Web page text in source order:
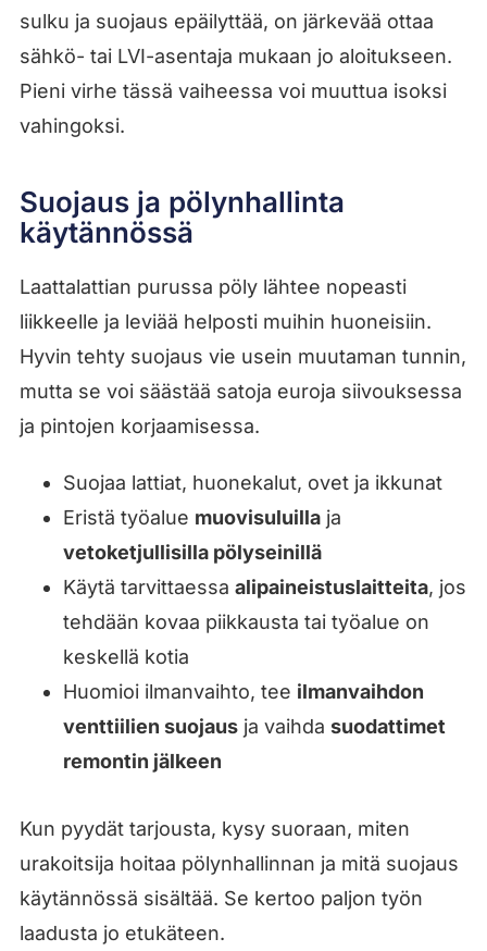
sulku ja suojaus epäilyttää, on järkevää ottaa
sähkö- tai LVI-asentaja mukaan jo aloitukseen.
Pieni virhe tässä vaiheessa voi muuttua isoksi
vahingoksi.
Suojaus ja pölynhallinta
käytännössä
Laattalattian purussa pöly lähtee nopeasti
liikkeelle ja leviää helposti muihin huoneisiin.
Hyvin tehty suojaus vie usein muutaman tunnin,
mutta se voi säästää satoja euroja siivouksessa
ja pintojen korjaamisessa.
Suojaa lattiat, huonekalut, ovet ja ikkunat
Eristä työalue muovisuluillaja
vetoketjullisilla pölyseinillä
Käytä tarvittaessa alipaineistuslaitteita, jos
tehdään kovaa piikkausta tai työalue on
keskellä kotia
Huomioi ilmanvaihto, tee ilmanvaihdon
venttiilien suojausja vaihda suodattimet
remontin jälkeen
Kun pyydät tarjousta, kysy suoraan, miten
urakoitsija hoitaa pölynhallinnan ja mitä suojaus
käytännössä sisältää. Se kertoo paljon työn
laadusta jo etukäteen.